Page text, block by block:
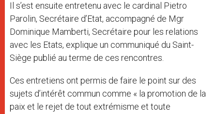
Il s’est ensuite entretenu avec le cardinal Pietro
Parolin, Secrétaire d’Etat, accompagné de Mgr
Dominique Mamberti, Secrétaire pour les relations
avec les Etats, explique un communiqué du Saint-
Siège publié au terme de ces rencontres.
Ces entretiens ont permis de faire le point sur des
sujets d’intérêt commun comme « la promotion de la
paix et le rejet de tout extrémisme et toute